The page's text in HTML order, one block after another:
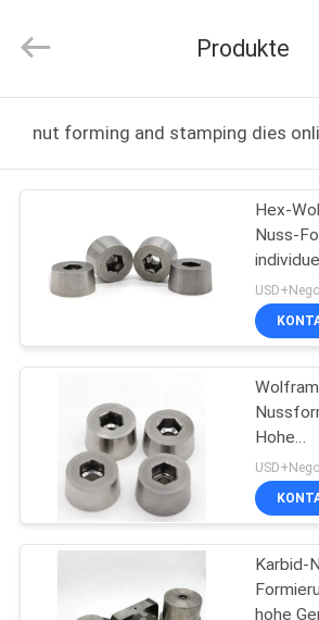
HAUS
PRODUKTE
VIDEOS
UNS
FABRIK-
AUSFLUG
TRETEN
Limited.
Reserved.
Produkte
nut forming and stamping dies
Hex-
Nuss-
Größe,
Hohe
Karbid-
hohe